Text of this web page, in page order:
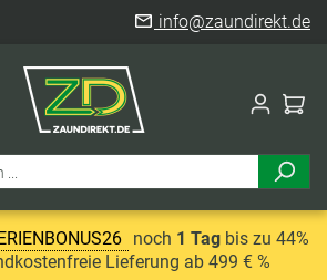
info@zaundirekt.de
noch 1 Tagbis zu 44%
Lieferung ab 499 € %